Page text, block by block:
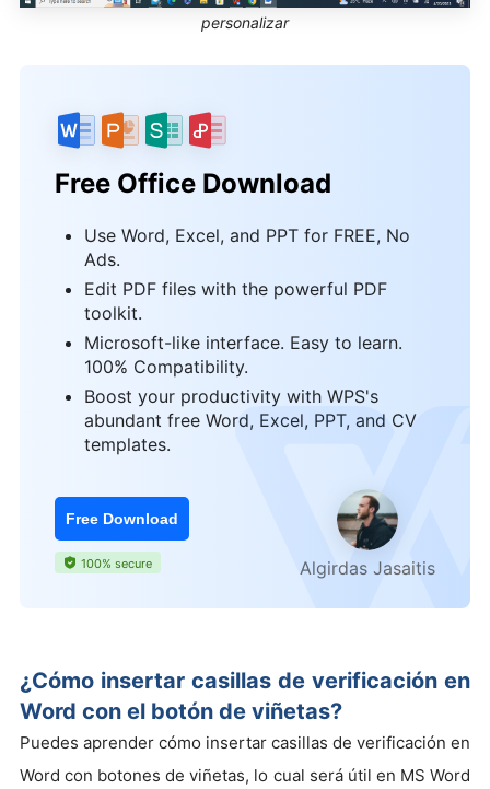
personalizar
Free Office Download
Use Word, Excel, and PPT for FREE, No
Ads.
Edit PDF files with the powerful PDF
toolkit.
Microsoft-like interface. Easy to learn.
100% Compatibility.
Boost your productivity with WPS's
abundant free Word, Excel, PPT, and CV
templates.
Free Download
100% secure Algirdas Jasaitis
¿Cómo insertar casillas de verificación en
Word con el botón de viñetas?
Puedes aprender cómo insertar casillas de verificación en
Word con botones de viñetas, lo cual será útil en MS Word